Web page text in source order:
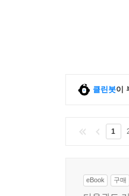
클린봇이
1
eBook 구매